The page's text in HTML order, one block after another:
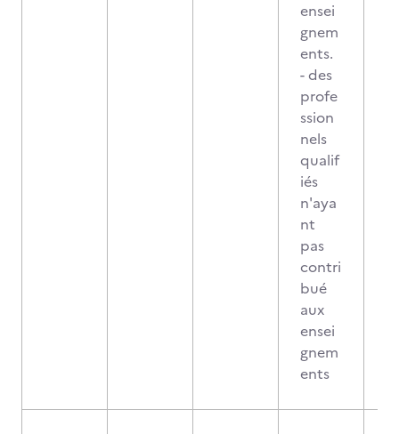
ensei
gnem
ents.
- des
profe
ssion
nels
qualif
iés
n'aya
nt
pas
contri
bué
aux
ensei
gnem
ents